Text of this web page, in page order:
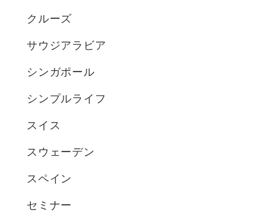
クルーズ
サウジアラビア
シンガポール
シンプルライフ
スイス
スウェーデン
スペイン
セミナー